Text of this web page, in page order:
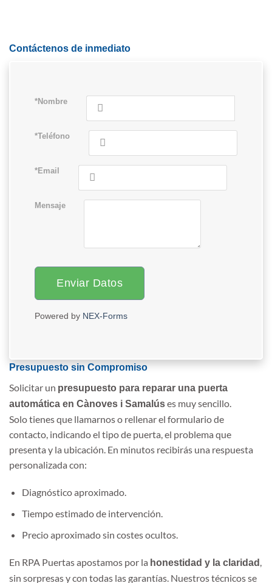
Contáctenos de inmediato
*Nombre
*Teléfono
*Email
Mensaje
Enviar Datos
Powered by NEX-Forms
Presupuesto sin Compromiso
Solicitar un presupuesto para reparar una puerta
automática en Cànoves i Samalúses muy sencillo.
Solo tienes que llamarnos o rellenar el formulario de
contacto, indicando el tipo de puerta, el problema que
presenta y la ubicación. En minutos recibirás una respuesta
personalizada con:
Diagnóstico aproximado.
Tiempo estimado de intervención.
Precio aproximado sin costes ocultos.
En RPA Puertas apostamos por la honestidad y la claridad ,
sin sorpresas y con todas las garantías. Nuestros técnicos se